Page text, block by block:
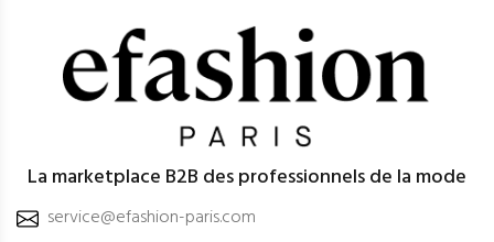
La marketplace B2B des professionnels de la mode
service@efashion-paris.com